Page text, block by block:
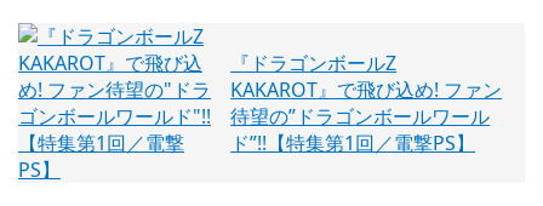
『ドラゴンボールZ
KAKAROT』で飛び込め! ファン
待望の”ドラゴンボールワール
ド”!!【特集第1回／電撃PS】